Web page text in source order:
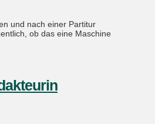
und nach einer Partitur
ob das eine Maschine